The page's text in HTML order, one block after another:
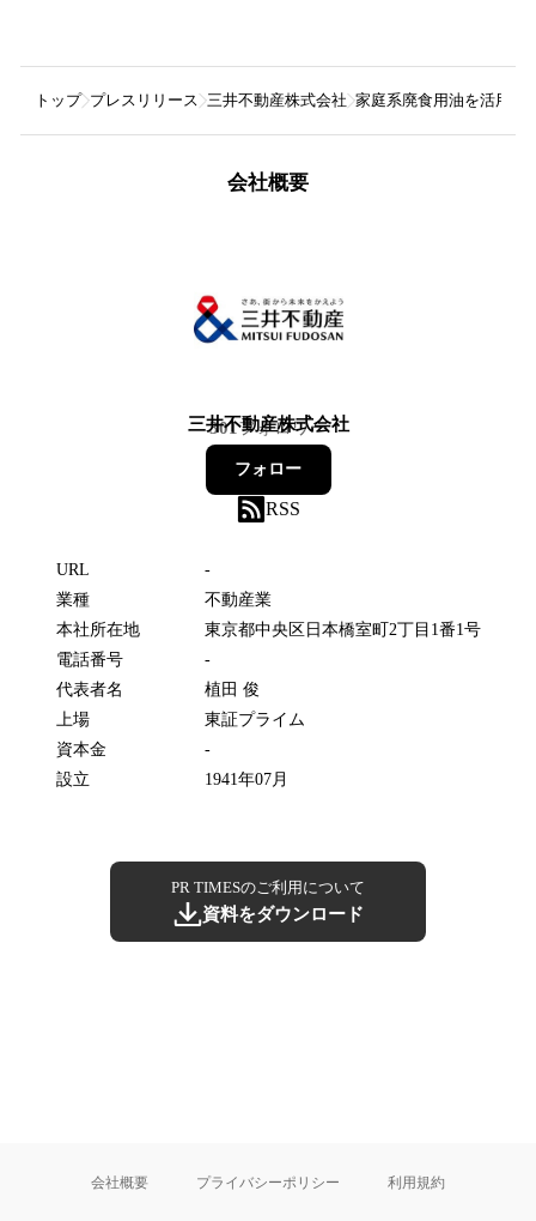
トップ プレスリリース 三井不動産株式会社 家庭系廃食用油を活用し
会社概要
三井不動産株式会社
301フォロワー
フォロー
RSS
URL
-
業種
不動産業
本社所在地
東京都中央区日本橋室町2丁目1番1号
電話番号
-
代表者名
植田 俊
上場
東証プライム
資本金
-
設立
1941年07月
PR TIMESのご利用について
資料をダウンロード
会社概要 プライバシーポリシー 利用規約